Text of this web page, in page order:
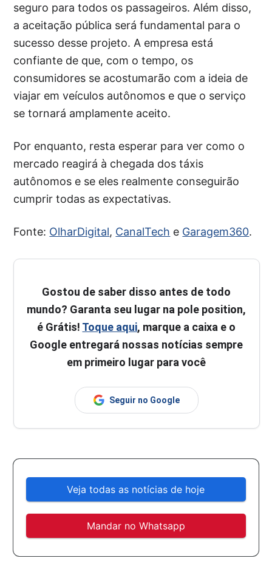
seguro para todos os passageiros. Além disso,
a aceitação pública será fundamental para o
sucesso desse projeto. A empresa está
confiante de que, com o tempo, os
consumidores se acostumarão com a ideia de
viajar em veículos autônomos e que o serviço
se tornará amplamente aceito.
Por enquanto, resta esperar para ver como o
mercado reagirá à chegada dos táxis
autônomos e se eles realmente conseguirão
cumprir todas as expectativas.
Fonte: OlharDigital, CanalTech e Garagem360.
Gostou de saber disso antes de todo
mundo? Garanta seu lugar na pole position,
é Grátis! Toque aqui, marque a caixa e o
Google entregará nossas notícias sempre
em primeiro lugar para você
Seguir no Google
Veja todas as notícias de hoje
Mandar no Whatsapp